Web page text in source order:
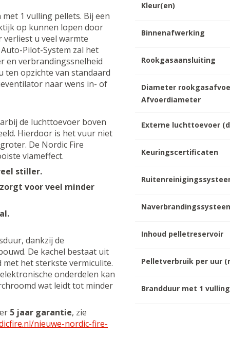
Kleur(en)
Binnenafwerking
Rookgasaansluiting
Diameter
Afvoerdiameter
Externe luchttoevoer
Keuringscertificaten
Inhoud pelletreservoir
Pelletverbruik per uur
Brandduur met 1
1 vulling pellets. Bij een
op kunnen lopen door
u veel warmte
Pilot-System zal het
en verbrandingssnelheid
ten opzichte van standaard
naar wens in- of
de luchttoevoer boven
Hierdoor is het vuur niet
De Nordic Fire
vlameffect.
stiller.
voor veel minder
dankzij de
De kachel bestaat uit
het sterkste vermiculite.
onderdelen kan
wat leidt tot minder
5 jaar garantie, zie
nieuwe-nordic-fire-